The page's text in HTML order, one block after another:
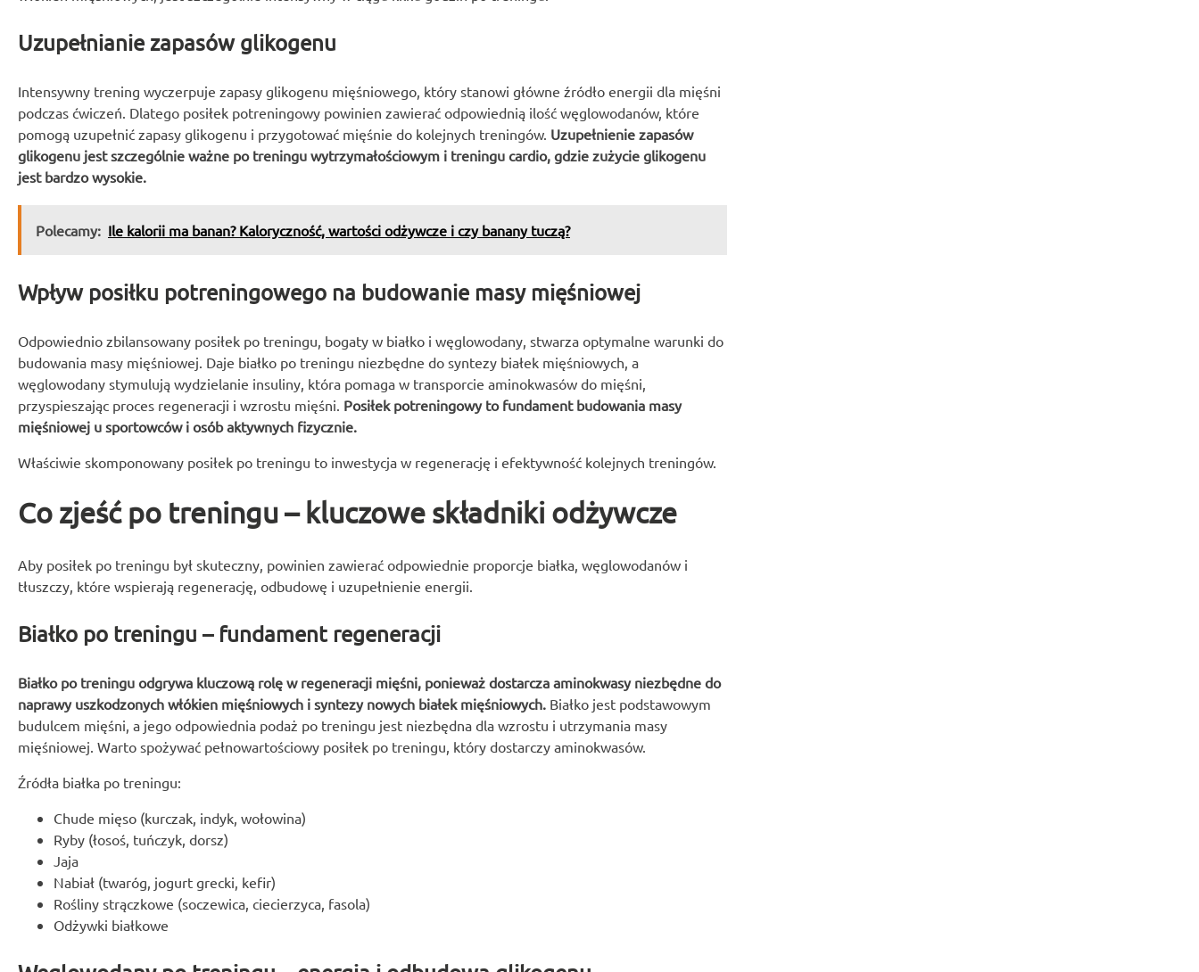
Uzupełnianie zapasów glikogenu
Intensywny trening wyczerpuje zapasy glikogenu mięśniowego, który stanowi główne źródło energii dla mięśni
podczas ćwiczeń. Dlatego posiłek potreningowy powinien zawierać odpowiednią ilość węglowodanów, które
pomogą uzupełnić zapasy glikogenu i przygotować mięśnie do kolejnych treningów. Uzupełnienie zapasów
glikogenu jest szczególnie ważne po treningu wytrzymałościowym i treningu cardio, gdzie zużycie glikogenu
jest bardzo wysokie.
Polecamy: Ile kalorii ma banan? Kaloryczność, wartości odżywcze i czy banany tuczą?
Wpływ posiłku potreningowego na budowanie masy mięśniowej
Odpowiednio zbilansowany posiłek po treningu, bogaty w białko i węglowodany, stwarza optymalne warunki do
budowania masy mięśniowej. Daje białko po treningu niezbędne do syntezy białek mięśniowych, a
węglowodany stymulują wydzielanie insuliny, która pomaga w transporcie aminokwasów do mięśni,
przyspieszając proces regeneracji i wzrostu mięśni. Posiłek potreningowy to fundament budowania masy
mięśniowej u sportowców i osób aktywnych fizycznie.
Właściwie skomponowany posiłek po treningu to inwestycja w regenerację i efektywność kolejnych treningów.
Co zjeść po treningu – kluczowe składniki odżywcze
Aby posiłek po treningu był skuteczny, powinien zawierać odpowiednie proporcje białka, węglowodanów i
tłuszczy, które wspierają regenerację, odbudowę i uzupełnienie energii.
Białko po treningu – fundament regeneracji
Białko po treningu odgrywa kluczową rolę w regeneracji mięśni, ponieważ dostarcza aminokwasy niezbędne do
naprawy uszkodzonych włókien mięśniowych i syntezy nowych białek mięśniowych. Białko jest podstawowym
budulcem mięśni, a jego odpowiednia podaż po treningu jest niezbędna dla wzrostu i utrzymania masy
mięśniowej. Warto spożywać pełnowartościowy posiłek po treningu, który dostarczy aminokwasów.
Źródła białka po treningu:
Chude mięso (kurczak, indyk, wołowina)
Ryby (łosoś, tuńczyk, dorsz)
Jaja
Nabiał (twaróg, jogurt grecki, kefir)
Rośliny strączkowe (soczewica, ciecierzyca, fasola)
Odżywki białkowe